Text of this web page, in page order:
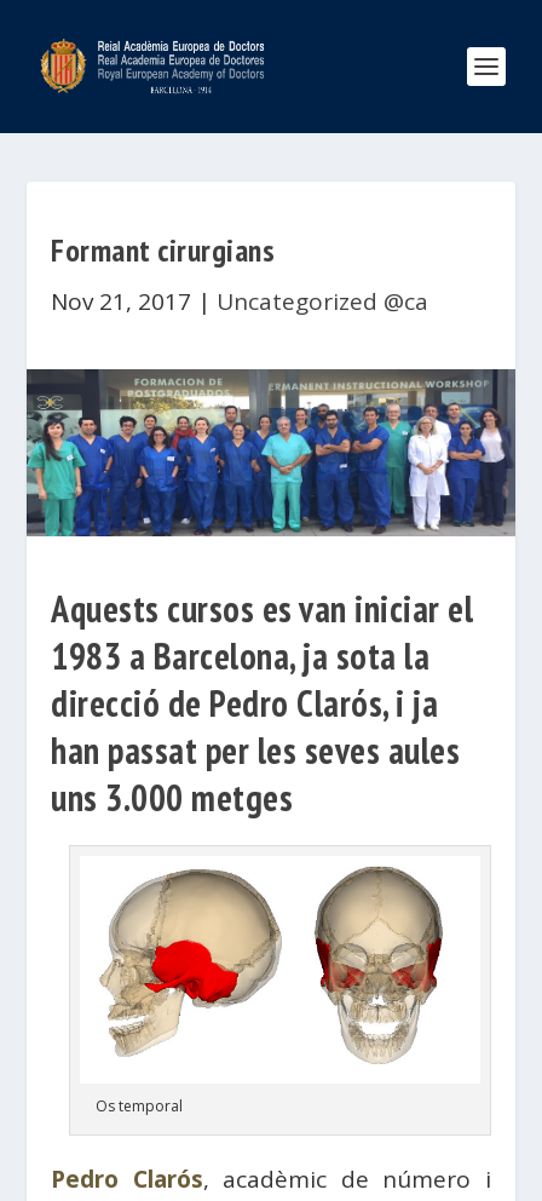
Formant cirurgians
Nov 21, 2017 | Uncategorized @ca
Aquests cursos es van iniciar el
1983 a Barcelona, ​​ja sota la
direcció de Pedro Clarós, i ja
han passat per les seves aules
uns 3.000 metges
Os temporal
Pedro Clarós, acadèmic de número i